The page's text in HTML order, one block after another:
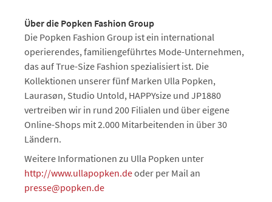
Über die Popken Fashion Group
Die Popken Fashion Group ist ein international
operierendes, familiengeführtes Mode-Unternehmen,
das auf True-Size Fashion spezialisiert ist. Die
Kollektionen unserer fünf Marken Ulla Popken,
Laurasøn, Studio Untold, HAPPYsize und JP1880
vertreiben wir in rund 200 Filialen und über eigene
Online-Shops mit 2.000 Mitarbeitenden in über 30
Ländern.
Weitere Informationen zu Ulla Popken unter
http://www.ullapopken.deoder per Mail an
presse@popken.de